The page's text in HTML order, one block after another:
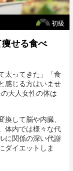
初級
せる食べ
太ってきた」「食
感じる方はいませ
大人女性の体は
して脳や内臓、
体内では様々な代
に関係の深い代謝
ダイエットしま